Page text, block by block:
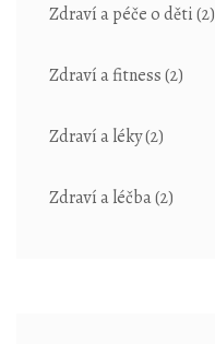
Zdraví a péče o děti(2)
Zdraví a fitness(2)
Zdraví a léky(2)
Zdraví a léčba(2)